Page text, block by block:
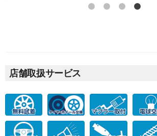
店舗取扱サービス